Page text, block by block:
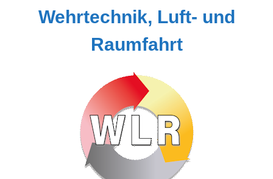
Wehrtechnik, Luft- und
Raumfahrt